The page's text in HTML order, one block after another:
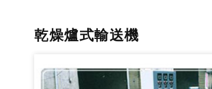
乾燥爐式輸送機